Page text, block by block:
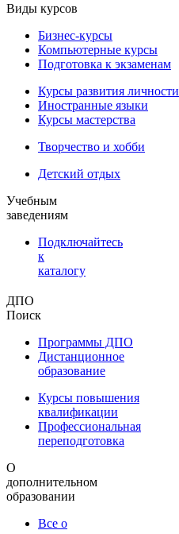
Виды курсов
Бизнес-курсы
Компьютерные курсы
Подготовка к экзаменам
Курсы развития личности
Иностранные языки
Курсы мастерства
Творчество и хобби
Детский отдых
Учебным
заведениям
Подключайтесь
к
каталогу
ДПО
Поиск
Программы ДПО
Дистанционное
образование
Курсы повышения
квалификации
Профессиональная
переподготовка
О
дополнительном
образовании
Все о